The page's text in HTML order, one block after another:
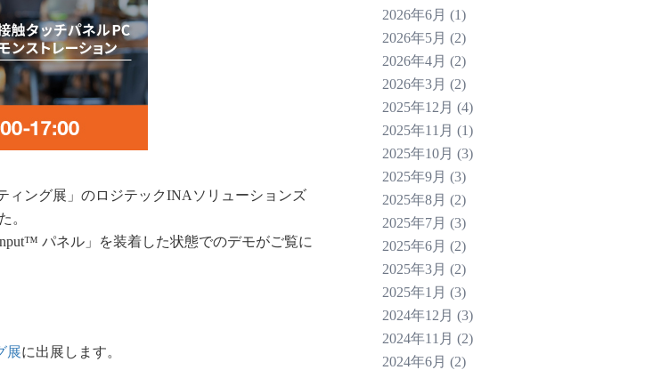
ィング展」のロジテックINAソリューションズ
。
パネル」を装着した状態でのデモがご覧に
展に出展します。
2026年6月 (1)
2026年5月 (2)
2026年4月 (2)
2026年3月 (2)
2025年12月 (4)
2025年11月 (1)
2025年10月 (3)
2025年9月 (3)
2025年8月 (2)
2025年7月 (3)
2025年6月 (2)
2025年3月 (2)
2025年1月 (3)
2024年12月 (3)
2024年11月 (2)
2024年6月 (2)